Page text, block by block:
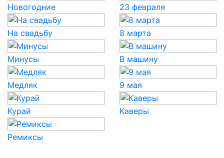
Новогодние 23 февраля
На свадьбу 8 марта
Минусы В машину
Медляк 9 мая
Курай Каверы
Ремиксы